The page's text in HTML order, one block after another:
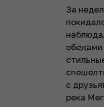
За
с
река